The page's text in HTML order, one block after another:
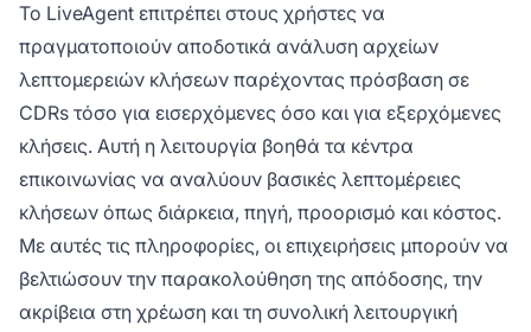
Το LiveAgent επιτρέπει στους χρήστες να
πραγματοποιούν αποδοτικά ανάλυση αρχείων
λεπτομερειών κλήσεων παρέχοντας πρόσβαση σε
CDRs τόσο για εισερχόμενες όσο και για εξερχόμενες
κλήσεις. Αυτή η λειτουργία βοηθά τα κέντρα
επικοινωνίας να αναλύουν βασικές λεπτομέρειες
κλήσεων όπως διάρκεια, πηγή, προορισμό και κόστος.
Με αυτές τις πληροφορίες, οι επιχειρήσεις μπορούν να
βελτιώσουν την παρακολούθηση της απόδοσης, την
ακρίβεια στη χρέωση και τη συνολική λειτουργική